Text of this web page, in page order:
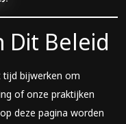
Dit Beleid
tijd bijwerken om
of onze praktijken
deze pagina worden